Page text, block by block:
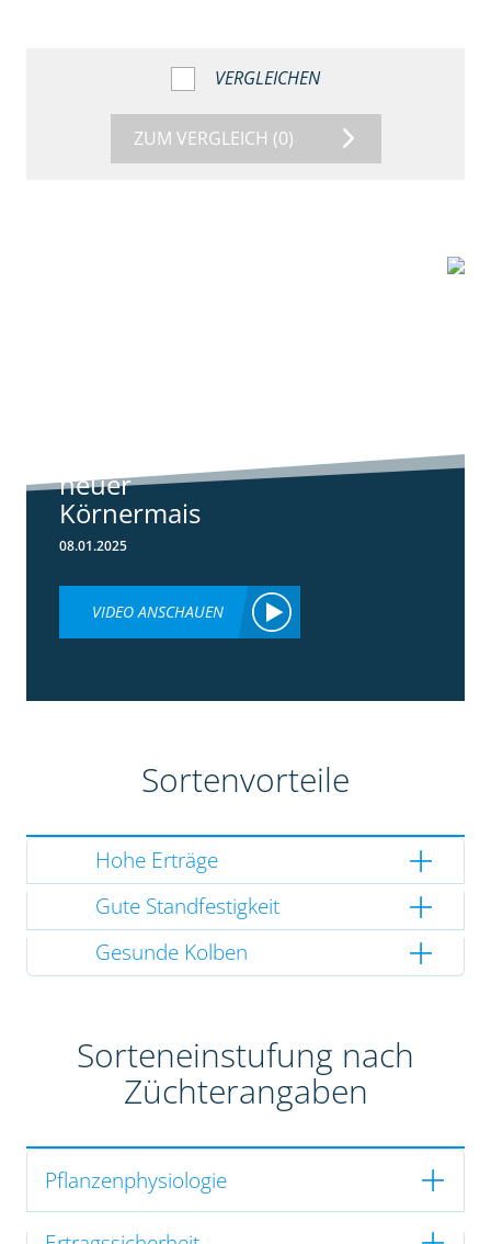
VERGLEICHEN
ZUM VERGLEICH (0)
neuer
Körnermais
08.01.2025
VIDEO ANSCHAUEN
Sortenvorteile
Hohe Erträge
Gute Standfestigkeit
Gesunde Kolben
Sorteneinstufung nach
Züchterangaben
Pflanzenphysiologie